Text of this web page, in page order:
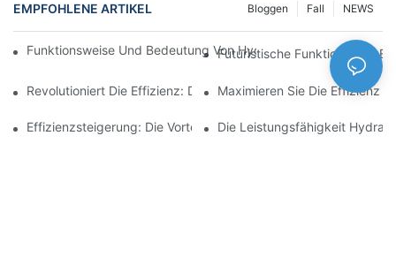
EMPFOHLENE ARTIKEL NEWS
Fall
Bloggen
Funktionsweise Und Bedeutung Von Hydraulikzylindern Mit
Futuristische Funktionalität:
Revolutioniert Die Effizienz: Der Elektrische Teleskopzylinder
Maximieren Sie Die Effizienz
Effizienzsteigerung: Die Vorteile Eines 4-Stufigen Teleskop-
Die Leistungsfähigkeit